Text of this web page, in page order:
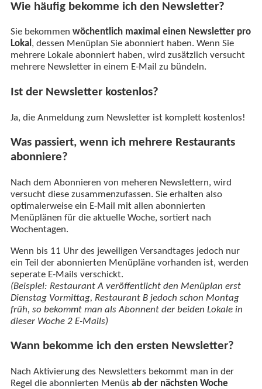
Wie häufig bekomme ich den Newsletter?
Sie bekommen wöchentlich maximal einen Newsletter pro
Lokal, dessen Menüplan Sie abonniert haben. Wenn Sie
mehrere Lokale abonniert haben, wird zusätzlich versucht
mehrere Newsletter in einem E-Mail zu bündeln.
Ist der Newsletter kostenlos?
Ja, die Anmeldung zum Newsletter ist komplett kostenlos!
Was passiert, wenn ich mehrere Restaurants
abonniere?
Nach dem Abonnieren von meheren Newslettern, wird
versucht diese zusammenzufassen. Sie erhalten also
optimalerweise ein E-Mail mit allen abonnierten
Menüplänen für die aktuelle Woche, sortiert nach
Wochentagen.
Wenn bis 11 Uhr des jeweiligen Versandtages jedoch nur
ein Teil der abonnierten Menüpläne vorhanden ist, werden
seperate E-Mails verschickt.
(Beispiel: Restaurant A veröffentlicht den Menüplan erst
Dienstag Vormittag, Restaurant B jedoch schon Montag
früh, so bekommt man als Abonnent der beiden Lokale in
dieser Woche 2 E-Mails)
Wann bekomme ich den ersten Newsletter?
Nach Aktivierung des Newsletters bekommt man in der
Regel die abonnierten Menüs ab der nächsten Woche